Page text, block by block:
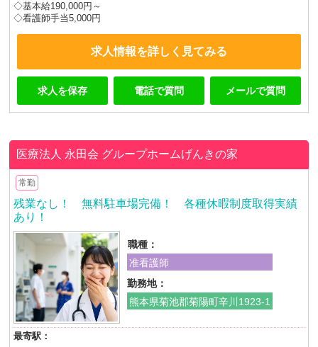
◇基本給190,000円～
◇看護師手当5,000円
求人情報を詳しく見てみる
求人を保存 電話で質問 メールで質問
医療法人 永田会 グループホームげんきの家
常勤
残業なし！ 無料駐車場完備！ 各種休暇制度取得実績
あり！
職種：
准看護師
勤務地：
熊本県菊池郡菊陽町辛川1923-1
最寄駅：